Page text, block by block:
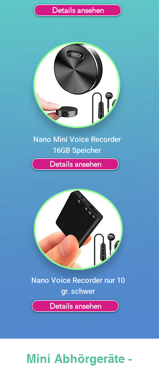
Details ansehen
Nano Mini Voice Recorder
16GB Speicher
Details ansehen
Nano Voice Recorder nur 10
gr. schwer
Details ansehen
Mini Abhörgeräte -